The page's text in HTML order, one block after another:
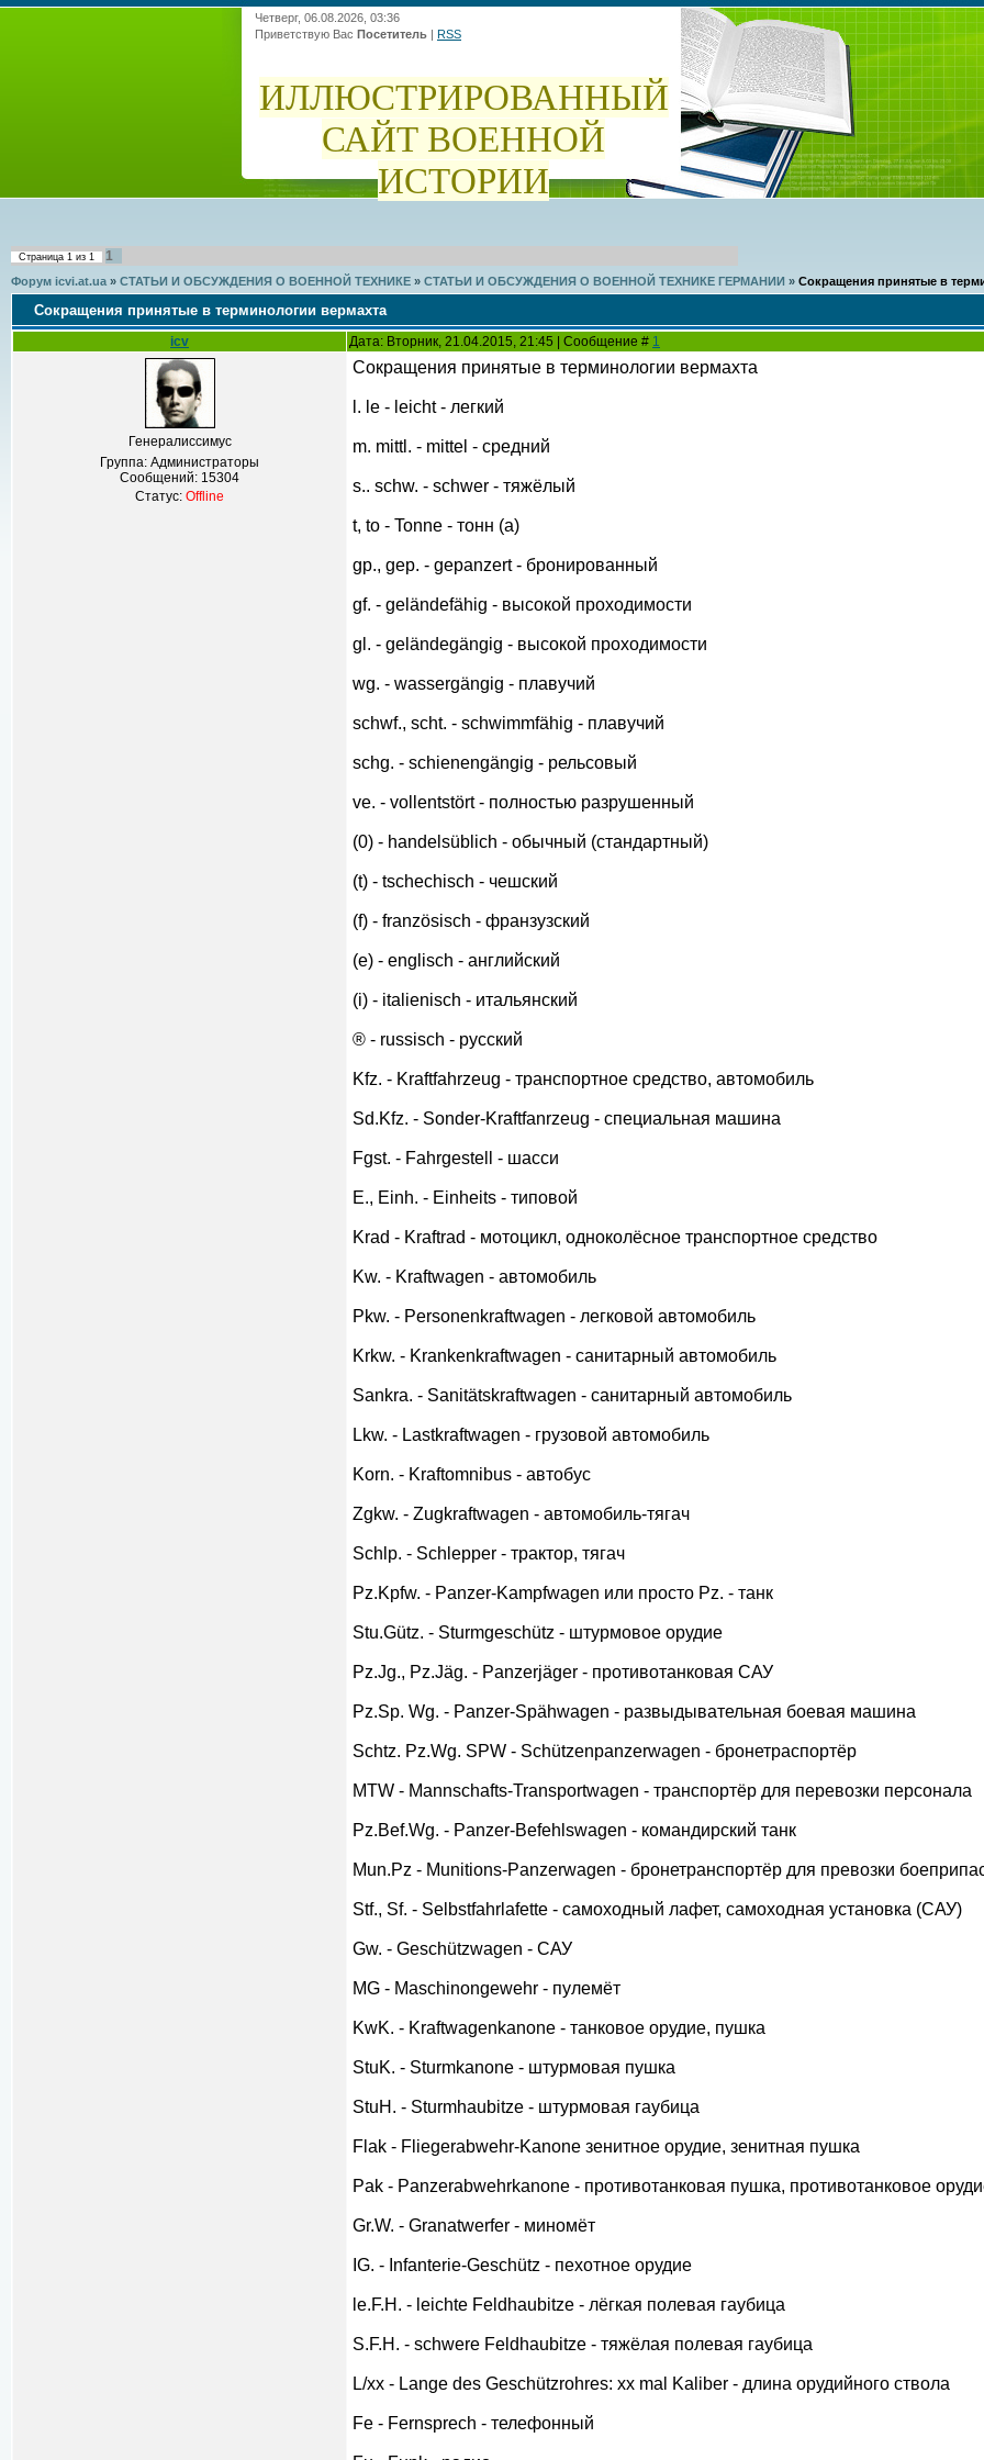
Четверг, 06.08.2026, 03:36
Приветствую Вас Посетитель | RSS
ИЛЛЮСТРИРОВАННЫЙ
САЙТ ВОЕННОЙ
ИСТОРИИ
Страница 1 из 1 1
Форум icvi.at.ua » СТАТЬИ И ОБСУЖДЕНИЯ О ВОЕННОЙ ТЕХНИКЕ » СТАТЬИ И ОБСУЖДЕНИЯ О ВОЕННОЙ ТЕХНИКЕ ГЕРМАНИИ » Сокращения принятые в
Сокращения принятые в терминологии вермахта
icv Дата: Вторник, 21.04.2015, 21:45 | Сообщение # 1
Генералиссимус
Группа: Администраторы
Сообщений: 15304
Статус: Offline
Сокращения принятые в терминологии вермахта
l. le - leicht - легкий
m. mittl. - mittel - средний
s.. schw. - schwer - тяжёлый
t, to - Tonne - тонн (а)
gp., gep. - gepanzert - бронированный
gf. - geländefähig - высокой проходимости
gl. - geländegängig - высокой проходимости
wg. - wassergängig - плавучий
schwf., scht. - schwimmfähig - плавучий
schg. - schienengängig - рельсовый
ve. - vollentstört - полностью разрушенный
(0) - handelsüblich - обычный (стандартный)
(t) - tschechisch - чешский
(f) - französisch - франзузский
(e) - englisch - английский
(i) - italienisch - итальянский
® - russisch - русский
Kfz. - Kraftfahrzeug - транспортное средство, автомобиль
Sd.Kfz. - Sonder-Kraftfanrzeug - специальная машина
Fgst. - Fahrgestell - шасси
E., Einh. - Einheits - типовой
Krad - Kraftrad - мотоцикл, одноколёсное транспортное средство
Kw. - Kraftwagen - автомобиль
Pkw. - Personenkraftwagen - легковой автомобиль
Krkw. - Krankenkraftwagen - санитарный автомобиль
Sankra. - Sanitätskraftwagen - санитарный автомобиль
Lkw. - Lastkraftwagen - грузовой автомобиль
Korn. - Kraftomnibus - автобус
Zgkw. - Zugkraftwagen - автомобиль-тягач
Schlp. - Schlepper - трактор, тягач
Pz.Kpfw. - Panzer-Kampfwagen или просто Pz. - танк
Stu.Gütz. - Sturmgeschütz - штурмовое орудие
Pz.Jg., Pz.Jäg. - Panzerjäger - противотанковая САУ
Pz.Sp. Wg. - Panzer-Spähwagen - развыдывательная боевая машина
Schtz. Pz.Wg. SPW - Schützenpanzerwagen - бронетраспортёр
MTW - Mannschafts-Transportwagen - транспортёр для перевозки персонала
Pz.Bef.Wg. - Panzer-Befehlswagen - командирский танк
Mun.Pz - Munitions-Panzerwagen - бронетранспортёр для превозки
Stf., Sf. - Selbstfahrlafette - самоходный лафет, самоходная установка (САУ)
Gw. - Geschützwagen - САУ
MG - Maschinongewehr - пулемёт
KwK. - Kraftwagenkanone - танковое орудие, пушка
StuK. - Sturmkanone - штурмовая пушка
StuH. - Sturmhaubitze - штурмовая гаубица
Flak - Fliegerabwehr-Kanone зенитное орудие, зенитная пушка
Pak - Panzerabwehrkanone - противотанковая пушка, противотанковое
Gr.W. - Granatwerfer - миномёт
IG. - Infanterie-Geschütz - пехотное орудие
le.F.H. - leichte Feldhaubitze - лёгкая полевая гаубица
S.F.H. - schwere Feldhaubitze - тяжёлая полевая гаубица
L/xx - Lange des Geschützrohres: xx mal Kaliber - длина орудийного ствола
Fe - Fernsprech - телефонный